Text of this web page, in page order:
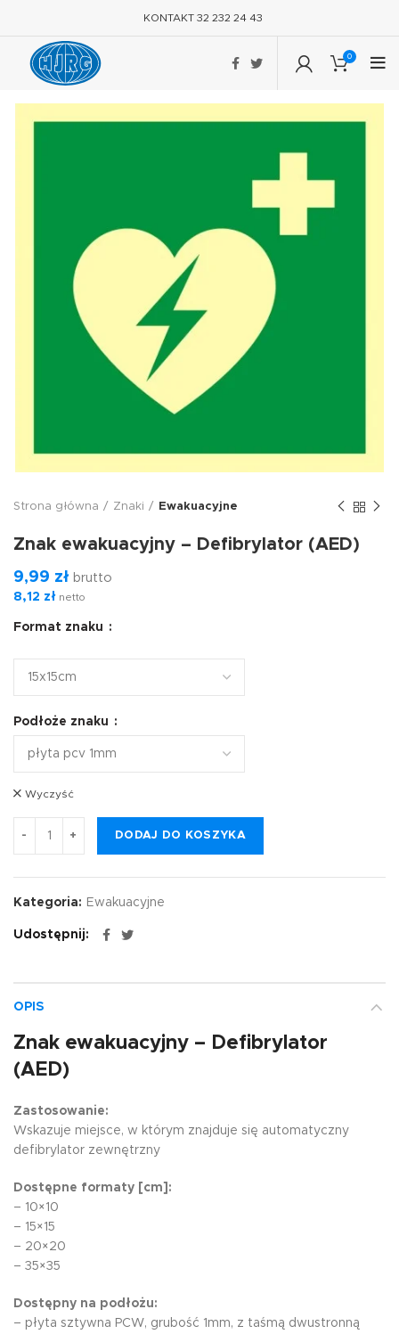
KONTAKT 32 232 24 43
0
Strona główna Znaki Ewakuacyjne
Znak ewakuacyjny – Defibrylator (AED)
9,99 zł brutto
8,12 zł netto
Format znaku
Podłoże znaku
Wyczyść
DODAJ DO KOSZYKA
Kategoria: Ewakuacyjne
Udostępnij
OPIS
Znak ewakuacyjny – Defibrylator
(AED)
Zastosowanie:
Wskazuje miejsce, w którym znajduje się automatyczny
defibrylator zewnętrzny
Dostępne formaty [cm]:
– 10×10
– 15×15
– 20×20
– 35×35
Dostępny na podłożu:
– płyta sztywna PCW, grubość 1mm, z taśmą dwustronną